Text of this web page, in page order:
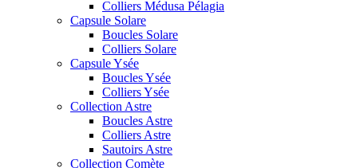
Colliers Médusa Pélagia
Capsule Solare
Boucles Solare
Colliers Solare
Capsule Ysée
Boucles Ysée
Colliers Ysée
Collection Astre
Boucles Astre
Colliers Astre
Sautoirs Astre
Collection Comète